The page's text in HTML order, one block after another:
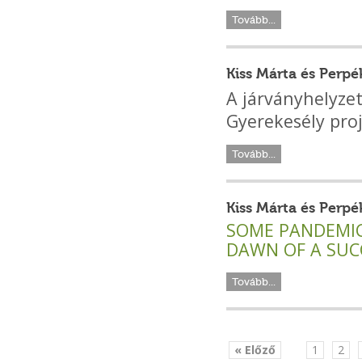
Tovább...
Kiss Márta és
A
Gyerekesély
Tovább...
Kiss Márta és
SOME
DAWN OF A
Tovább...
« Előző 1 2